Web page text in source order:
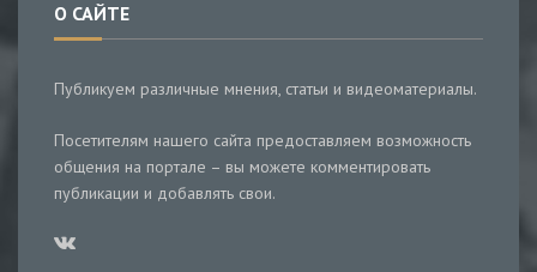
О САЙТЕ
Публикуем различные мнения, статьи и видеоматериалы.
Посетителям нашего сайта предоставляем возможность
общения на портале – вы можете комментировать
публикации и добавлять свои.